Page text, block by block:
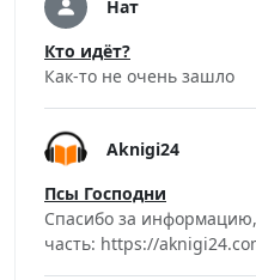
Нат
Кто идёт?
Как-то не очень зашло
Aknigi24
Псы Господни
Спасибо за
часть: https://